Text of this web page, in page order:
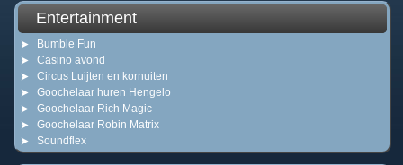
Entertainment
Bumble Fun
Casino avond
Circus Luijten en kornuiten
Goochelaar huren Hengelo
Goochelaar Rich Magic
Goochelaar Robin Matrix
Soundflex